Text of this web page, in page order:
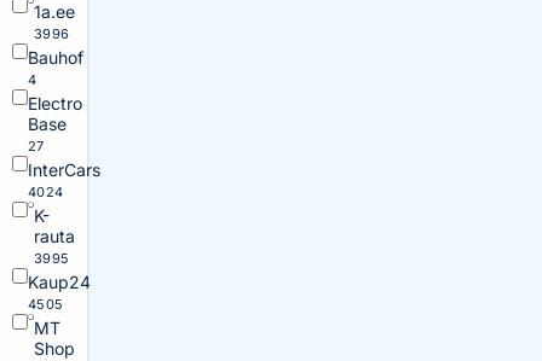
1a.ee
3996
Bauhof
4
Electro
Base
27
InterCars
4024
K-
rauta
3995
Kaup24
4505
MT
Shop